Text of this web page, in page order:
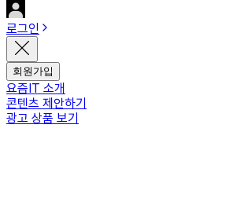
로그인
회원가입
요즘IT 소개
콘텐츠 제안하기
광고 상품 보기